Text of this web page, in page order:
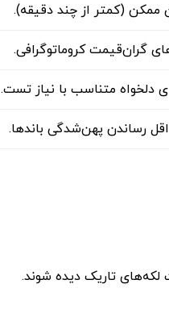
ممکن (کمتر از چند دقیقه).
گران‌قیمت کروماتوگرافی.
دلخواه متناسب با نیاز تست.
رساندن پهن‌شدگی باندها.